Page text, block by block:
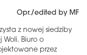
Opr./edited by MF
z nowej siedziby
Woli. Biuro o
przez